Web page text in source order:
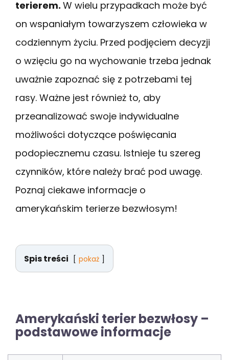
terierem. W wielu przypadkach może być
on wspaniałym towarzyszem człowieka w
codziennym życiu. Przed podjęciem decyzji
o wzięciu go na wychowanie trzeba jednak
uważnie zapoznać się z potrzebami tej
rasy. Ważne jest również to, aby
przeanalizować swoje indywidualne
możliwości dotyczące poświęcania
podopiecznemu czasu. Istnieje tu szereg
czynników, które należy brać pod uwagę.
Poznaj ciekawe informacje o
amerykańskim terierze bezwłosym!
Spis treści pokaż
Amerykański terier bezwłosy –
podstawowe informacje